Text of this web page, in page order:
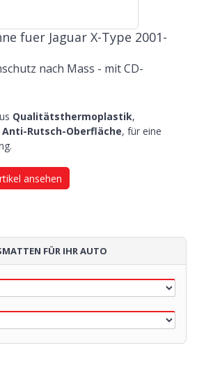
fuer Jaguar X-Type 2001-
nach Mass - mit CD-
Qualitätsthermoplastik,
Rutsch-Oberfläche, für eine
ansehen
FÜR IHR AUTO